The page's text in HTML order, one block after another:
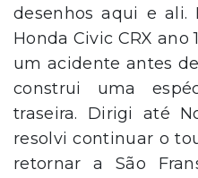
desenhos aqui e
Honda Civic CRX ano
um acidente antes
construi uma
traseira. Dirigi até
resolvi continuar o
retornar a São